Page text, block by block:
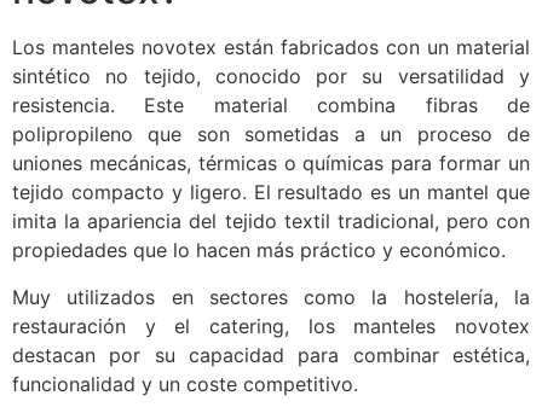
Los manteles novotex están fabricados con un material
sintético no tejido, conocido por su versatilidad y
resistencia. Este material combina fibras de
polipropileno que son sometidas a un proceso de
uniones mecánicas, térmicas o químicas para formar un
tejido compacto y ligero. El resultado es un mantel que
imita la apariencia del tejido textil tradicional, pero con
propiedades que lo hacen más práctico y económico.
Muy utilizados en sectores como la hostelería, la
restauración y el catering, los manteles novotex
destacan por su capacidad para combinar estética,
funcionalidad y un coste competitivo.